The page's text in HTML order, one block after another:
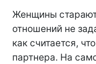
Женщины
отношений не
как считается,
партнера. На